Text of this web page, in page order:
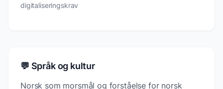
digitaliseringskrav
💬 Språk og kultur
Norsk som morsmål og forståelse for norsk